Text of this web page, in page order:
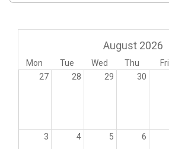
August 2026
Mon Tue Wed Thu Fri
27
28 29 30
3 4 5 6